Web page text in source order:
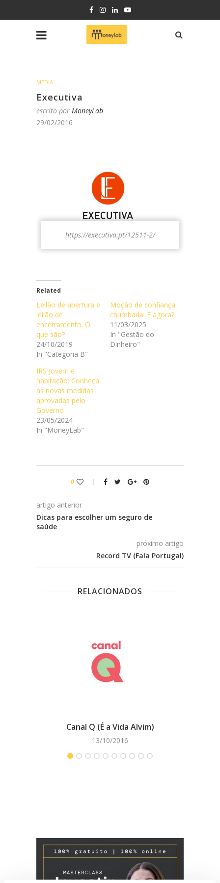
MEDIA
Executiva
escrito por MoneyLab
29/02/2016
https://executiva.pt/12511-2/
Related
Leilão de abertura e
leilão de
encerramento. O
que são?
24/10/2019
In "Categoria B"
Moção de confiança
chumbada. E agora?
11/03/2025
In "Gestão do
Dinheiro"
IRS Jovem e
habitação: Conheça
as novas medidas
aprovadas pelo
Governo
23/05/2024
In "MoneyLab"
0
artigo anterior
Dicas para escolher um seguro de
saúde
próximo artigo
Record TV (Fala Portugal)
RELACIONADOS
Canal Q (É a Vida Alvim)
13/10/2016